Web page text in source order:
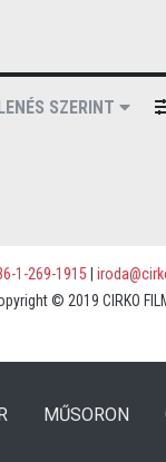
SZERINT
1-269-1915
© 2019 CIRKO
(CURRENT)
MŰSORON